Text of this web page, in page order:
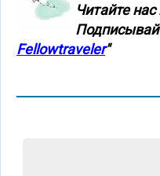
Читайте
Fellowtraveler"